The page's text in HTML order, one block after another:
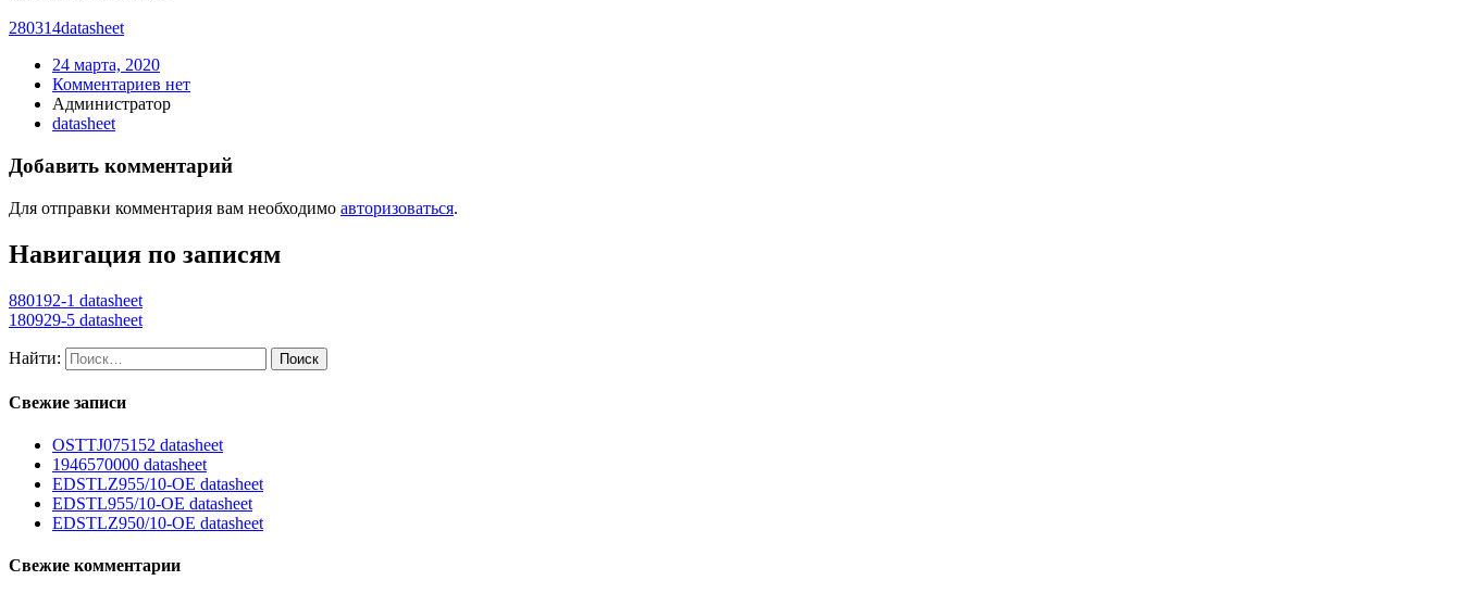
280314datasheet
24 марта, 2020
Комментариев нет
Администратор
datasheet
Добавить комментарий
Для отправки комментария вам необходимо авторизоваться.
Навигация по записям
880192-1 datasheet
180929-5 datasheet
Найти:
Свежие записи
OSTTJ075152 datasheet
1946570000 datasheet
EDSTLZ955/10-OE datasheet
EDSTL955/10-OE datasheet
EDSTLZ950/10-OE datasheet
Свежие комментарии